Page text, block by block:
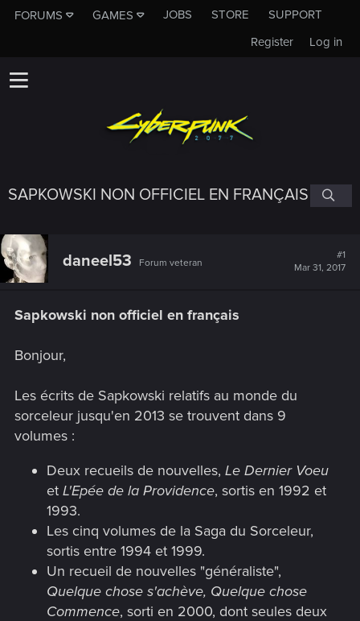
FORUMS GAMES JOBS STORE
SUPPORT
Log in
Register
SAPKOWSKI NON OFFICIEL EN FRANÇAIS
daneel53 Forum veteran
#1
Mar 31, 2017
Sapkowski non officiel en français
Bonjour,
Les écrits de Sapkowski relatifs au monde du
sorceleur jusqu'en 2013 se trouvent dans 9
volumes :
Deux recueils de nouvelles, Le Dernier Voeu
et L'Epée de la Providence, sortis en 1992 et
1993.
Les cinq volumes de la Saga du Sorceleur,
sortis entre 1994 et 1999.
Un recueil de nouvelles "généraliste",
Quelque chose s'achève, Quelque chose
Commence, sorti en 2000, dont seules deux